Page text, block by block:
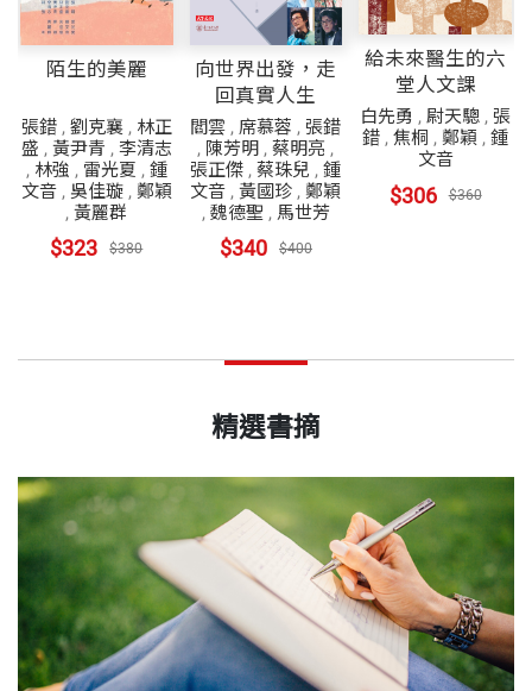
陌生的美麗
張錯, 劉克襄, 林正
盛 , 黃尹青 , 李清志
, 林強 , 雷光夏 , 鍾
文音, 吳佳璇, 鄭穎
,黃麗群
$323 $380
向世界出發，走
回真實人生
閻雲 , 席慕蓉 , 張錯
, 陳芳明 ,蔡明亮 ,
張正傑 ,蔡珠兒 ,鍾
文音 ,黃國珍 ,鄭穎
, 魏德聖 , 馬世芳
$340 $400
給未來醫生的六
堂人文課
白先勇 ,尉天驄 , 張
錯 ,焦桐 ,鄭穎 ,鍾
文音
$306 $360
精選書摘